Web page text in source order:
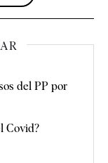
del PP por
Covid?